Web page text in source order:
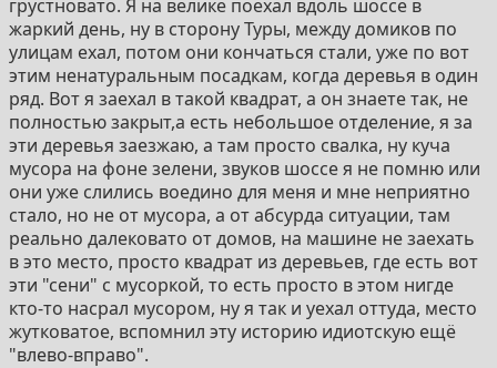
грустновато. Я на велике поехал вдоль шоссе в
жаркий день, ну в сторону Туры, между домиков по
улицам ехал, потом они кончаться стали, уже по вот
этим ненатуральным посадкам, когда деревья в один
ряд. Вот я заехал в такой квадрат, а он знаете так, не
полностью закрыт,а есть небольшое отделение, я за
эти деревья заезжаю, а там просто свалка, ну куча
мусора на фоне зелени, звуков шоссе я не помню или
они уже слились воедино для меня и мне неприятно
стало, но не от мусора, а от абсурда ситуации, там
реально далековато от домов, на машине не заехать
в это место, просто квадрат из деревьев, где есть вот
эти "сени" с мусоркой, то есть просто в этом нигде
кто-то насрал мусором, ну я так и уехал оттуда, место
жутковатое, вспомнил эту историю идиотскую ещё
"влево-вправо".